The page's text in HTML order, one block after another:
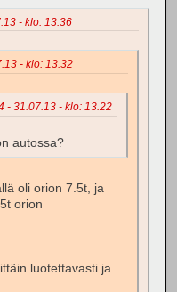
- klo: 13.36
- klo: 13.32
- 31.07.13 - klo: 13.22
autossa?
oli orion 7.5t, ja
orion
luotettavasti ja